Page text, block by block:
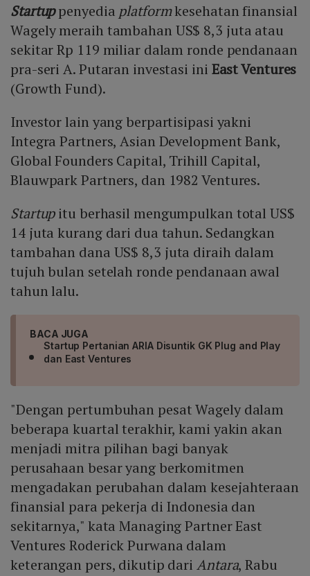
Startup penyedia platformkesehatan finansial
Wagely meraih tambahan US$ 8,3 juta atau
sekitar Rp 119 miliar dalam ronde pendanaan
pra-seri A. Putaran investasi ini East Ventures
(Growth Fund).
Investor lain yang berpartisipasi yakni
Integra Partners, Asian Development Bank,
Global Founders Capital, Trihill Capital,
Blauwpark Partners, dan 1982 Ventures.
Startupitu berhasil mengumpulkan total US$
14 juta kurang dari dua tahun. Sedangkan
tambahan dana US$ 8,3 juta diraih dalam
tujuh bulan setelah ronde pendanaan awal
tahun lalu.
BACA JUGA
Startup Pertanian ARIA Disuntik GK Plug and Play
dan East Ventures
"Dengan pertumbuhan pesat Wagely dalam
beberapa kuartal terakhir, kami yakin akan
menjadi mitra pilihan bagi banyak
perusahaan besar yang berkomitmen
mengadakan perubahan dalam kesejahteraan
finansial para pekerja di Indonesia dan
sekitarnya," kata Managing Partner East
Ventures Roderick Purwana dalam
keterangan pers, dikutip dari Antara, Rabu